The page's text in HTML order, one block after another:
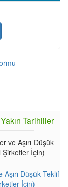
Tarihliler
Düşük Teklif
İçin)